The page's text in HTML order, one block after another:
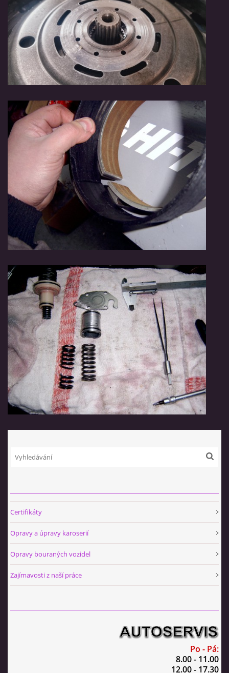
Certifikáty
Opravy a úpravy karoserií
Opravy bouraných vozidel
Zajímavosti z naší práce
Po - Pá:
8.00 - 11.00
12.00 - 17.30